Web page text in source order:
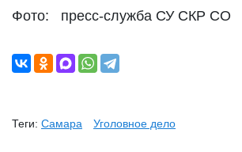
Фото: пресс-служба СУ СКР СО
Теги: Самара Уголовное дело